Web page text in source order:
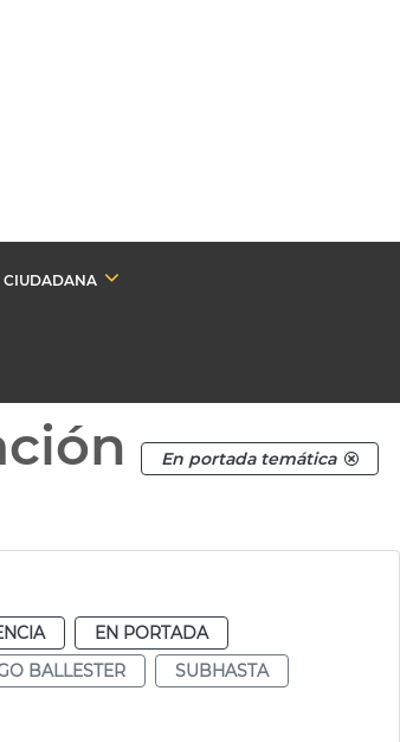
CIUDADANA
En portada temática
EN PORTADA
BALLESTER
SUBHASTA